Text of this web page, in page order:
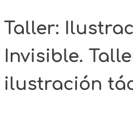
Taller:
Invisible.
ilustración